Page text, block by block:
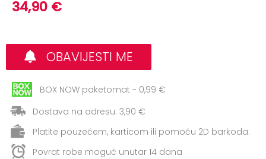
Aerobik,
Elastične
Boks
Borilački
sportovi
34,90 €
OBAVIJESTI ME
BOX NOW paketomat - 0,99 €
Dostava na adresu: 3,90 €
Platite pouzećem, karticom ili pomoću 2D barkoda.
Povrat robe moguć unutar 14 dana